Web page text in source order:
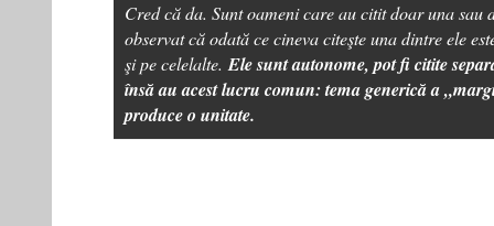
Cred că da. Sunt oameni care au citit doar una sau
observat că odată ce cineva citeşte una dintre ele
şi pe celelalte. Ele sunt autonome, pot fi citite
însă au acest lucru comun: tema generică a
produce o unitate.